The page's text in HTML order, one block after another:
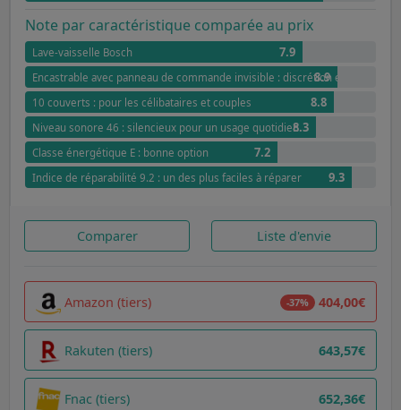
Note par caractéristique comparée au prix
Lave-vaisselle Bosch 7.9
Encastrable avec panneau de commande invisible : discrétion et élégance
8.9
10 couverts : pour les célibataires et couples 8.8
Niveau sonore 46 : silencieux pour un usage quotidien8.3
Classe énergétique E : bonne option 7.2
Indice de réparabilité 9.2 : un des plus faciles à réparer 9.3
Comparer Liste d'envie
Amazon (tiers) -37% 404,00€
Rakuten (tiers) 643,57€
Fnac (tiers) 652,36€